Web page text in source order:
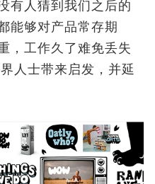
有人猜到我们之后的
能够对产品常存期
，工作久了难免丢失
人士带来启发，并延